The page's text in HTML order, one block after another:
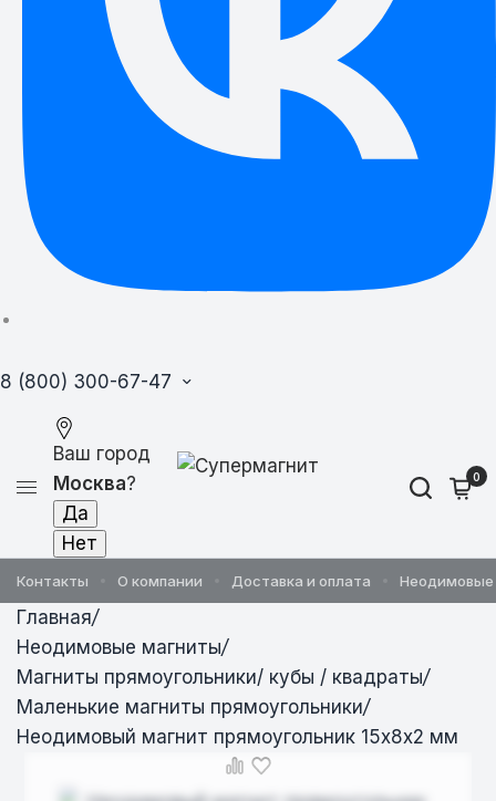
8 (800) 300-67-47
Ваш город
Москва? 0
Контакты О компании Доставка и оплата
Главная/
Неодимовые магниты/
Магниты прямоугольники/ кубы / квадраты/
Маленькие магниты прямоугольники/
Неодимовый магнит прямоугольник 15х8х2 мм